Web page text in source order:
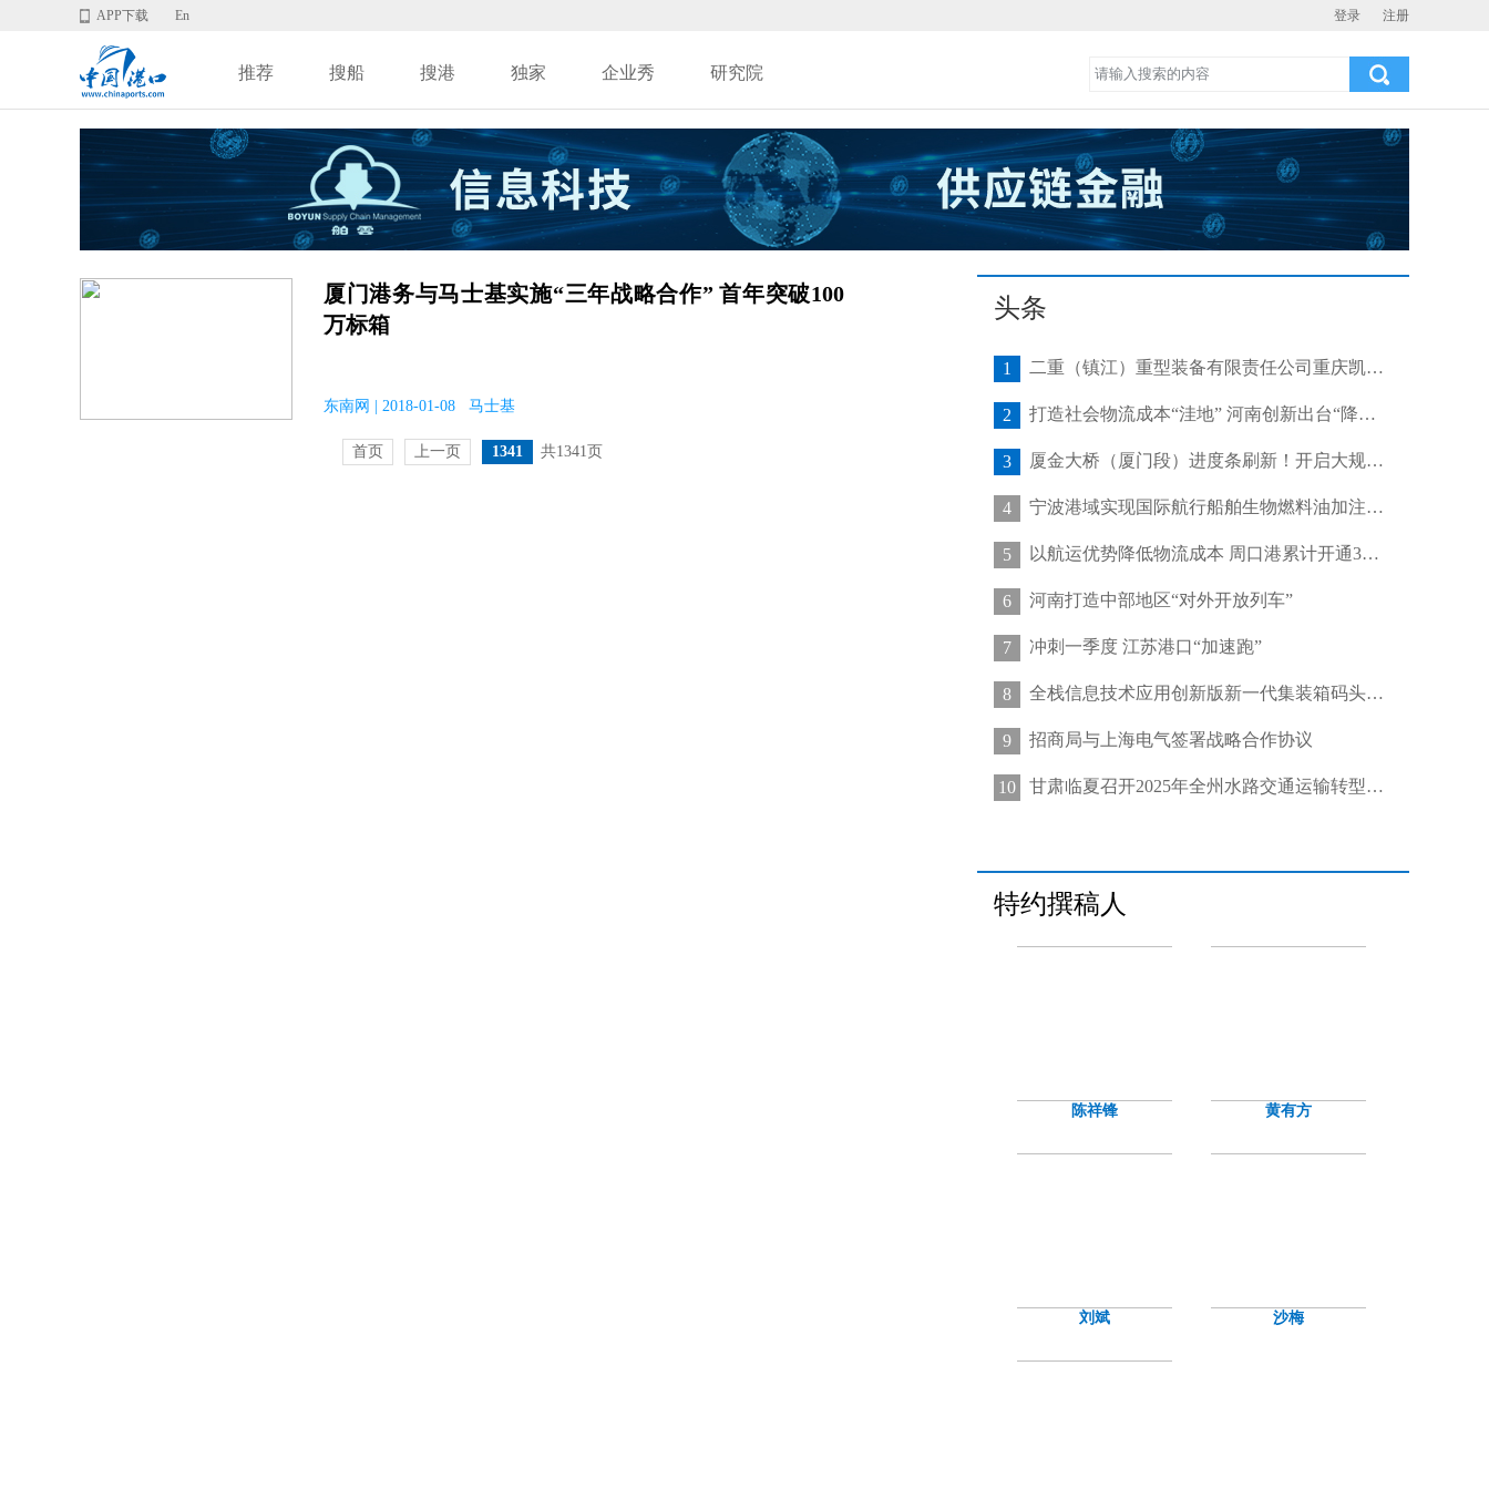
登录 注册
APP下载 En
推荐 搜船 搜港 独家 企业秀 研究院
厦门港务与马士基实施“三年战略合作” 首年突破100
万标箱
东南网 | 2018-01-08 马士基
首页 上一页 1341 共1341页
头条
1 二重（镇江）重型装备有限责任公司重庆凯瑞项目发运助力海上风电产业发展
2 打造社会物流成本“洼地” 河南创新出台“降本16条”
3 厦金大桥（厦门段）进度条刷新！开启大规模桥梁装配化施工新阶段
4 宁波港域实现国际航行船舶生物燃料油加注“零突破”
5 以航运优势降低物流成本 周口港累计开通32条集装箱航线
6 河南打造中部地区“对外开放列车”
7 冲刺一季度 江苏港口“加速跑”
8 全栈信息技术应用创新版新一代集装箱码头管控系统在天津港上线运行
9 招商局与上海电气签署战略合作协议
10 甘肃临夏召开2025年全州水路交通运输转型发展推进会
特约撰稿人
陈祥锋 黄有方
刘斌 沙梅